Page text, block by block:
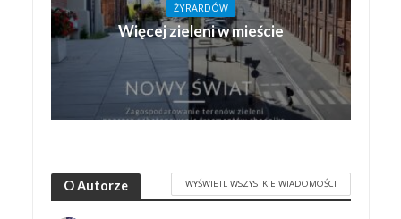
ŻYRARDÓW
Więcej zieleni w mieście
O Autorze WYŚWIETL WSZYSTKIE WIADOMOŚCI